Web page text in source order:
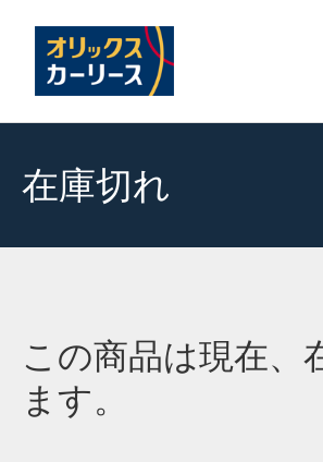
在庫切れ
この商品は現在、
ます。